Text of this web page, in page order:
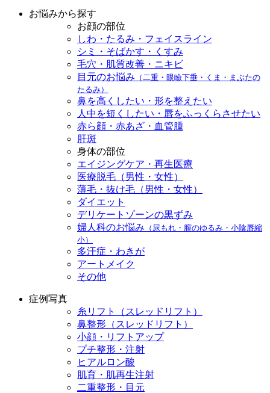
お悩みから探す
お顔の部位
しわ・たるみ・フェイスライン
シミ・そばかす・くすみ
毛穴・肌質改善・ニキビ
目元のお悩み （二重・眼瞼下垂・くま・まぶたの
たるみ）
鼻を高くしたい・形を整えたい
人中を短くしたい・唇をふっくらさせたい
赤ら顔・赤あざ・血管腫
肝斑
身体の部位
エイジングケア・再生医療
医療脱毛（男性・女性）
薄毛・抜け毛（男性・女性）
ダイエット
デリケートゾーンの黒ずみ
婦人科のお悩み （尿もれ・膣のゆるみ・小陰唇縮
小）
多汗症・わきが
アートメイク
その他
症例写真
糸リフト（スレッドリフト）
鼻整形（スレッドリフト）
小顔・リフトアップ
プチ整形・注射
ヒアルロン酸
肌育・肌再生注射
二重整形・目元